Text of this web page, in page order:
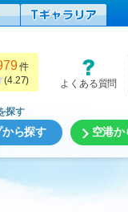
件
(4.27) よくある質問
探す
ら探す 空港か